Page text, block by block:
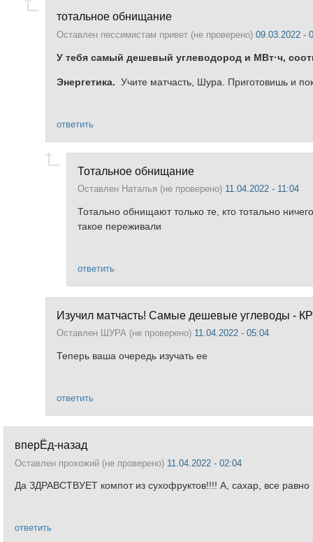
тотальное обнищание
Оставлен пессимистам привет (не проверено) 09.03.2022 -
У тебя самый дешевый углеводород и МВт·ч,
Энергетика. Учите матчасть, Шура. Приготовишь и
ответить
Тотальное обнищание
Оставлен Наталья (не проверено) 11.04.2022 - 11:04
Тотально обнищают только те, кто тотально
такое переживали
ответить
Изучил матчасть! Самые дешевые углеводы -
Оставлен ШУРА (не проверено) 11.04.2022 - 05:04
Теперь ваша очередь изучать ее
ответить
вперЁд-назад
Оставлен прохожий (не проверено) 11.04.2022 - 02:04
Да ЗДРАВСТВУЕТ компот из сухофруктов!!!! А, сахар, все равно
ответить